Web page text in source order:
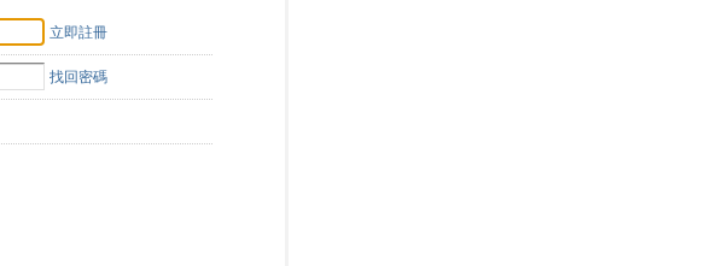
立即註冊
找回密碼